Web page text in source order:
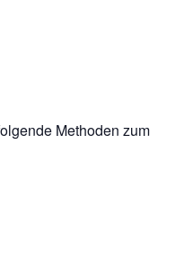
Methoden zum